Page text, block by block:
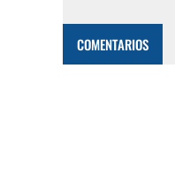
COMENTARIOS